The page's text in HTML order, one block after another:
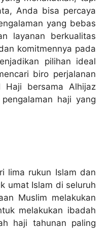
Anda bisa percaya
yang bebas
layanan berkualitas
komitmennya pada
pilihan ideal
biro perjalanan
Haji bersama Alhijaz
haji yang
lima rukun Islam dan
umat Islam di seluruh
Muslim melakukan
melakukan ibadah
haji tahunan paling